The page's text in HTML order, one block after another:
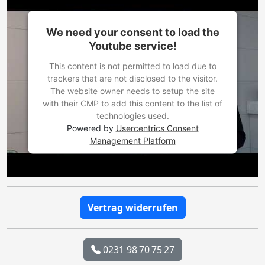
We need your consent to load the
Youtube service!
This content is not permitted to load due to
trackers that are not disclosed to the visitor.
The website owner needs to setup the site
with their CMP to add this content to the list of
technologies used.
Powered by Usercentrics Consent
Management Platform
Vertrag widerrufen
0231 98 70 75 27